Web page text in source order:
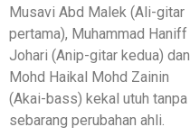
Musavi Abd Malek (Ali-gitar
pertama), Muhammad Haniff
Johari (Anip-gitar kedua) dan
Mohd Haikal Mohd Zainin
(Akai-bass) kekal utuh tanpa
sebarang perubahan ahli.